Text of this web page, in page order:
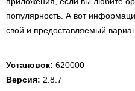
популярность. А вот
свой и предоставляемый
Установок: 620000
Версия: 2.8.7